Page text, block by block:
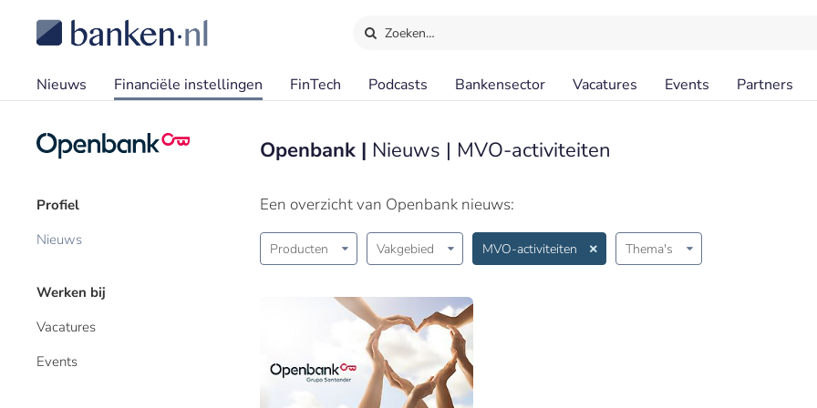
Zoeken…
Nieuws Financiële instellingen FinTech Podcasts Bankensector Vacatures Events Partners
Profiel
Nieuws
Werken bij
Vacatures
Events
Openbank | Nieuws | MVO-activiteiten
Een overzicht van Openbank nieuws:
Producten Vakgebied MVO-activiteiten Thema's